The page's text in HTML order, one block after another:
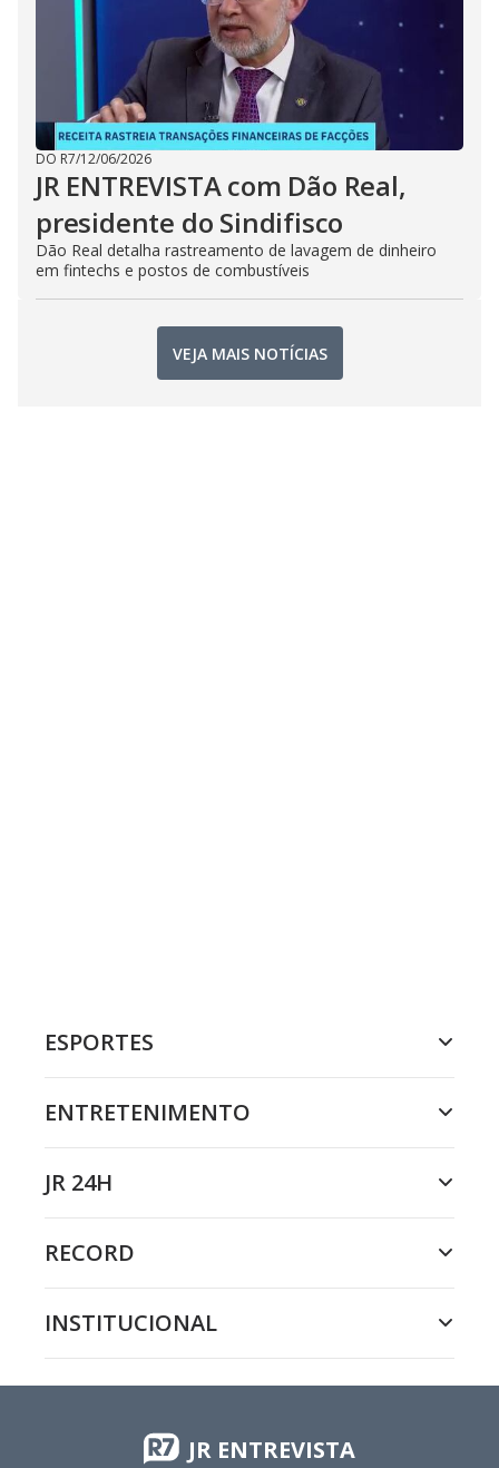
DO R7/12/06/2026
JR ENTREVISTA com Dão Real,
presidente do Sindifisco
Dão Real detalha rastreamento de lavagem de dinheiro
em fintechs e postos de combustíveis
VEJA MAIS NOTÍCIAS
ESPORTES
ENTRETENIMENTO
JR 24H
RECORD
INSTITUCIONAL
JR ENTREVISTA